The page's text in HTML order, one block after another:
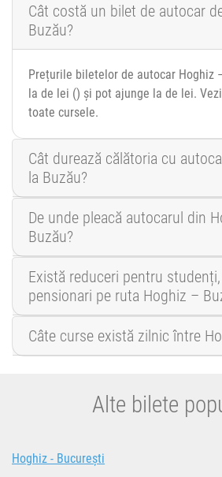
Cât costă un bilet de autocar
Buzău?
Prețurile biletelor de autocar Hoghiz
la de lei () și pot ajunge la de lei. Vezi
toate cursele.
Cât durează călătoria cu
la Buzău?
De unde pleacă autocarul din
Buzău?
Există reduceri pentru
pensionari pe ruta Hoghiz –
Câte curse există zilnic între
Alte bilete
Hoghiz - București